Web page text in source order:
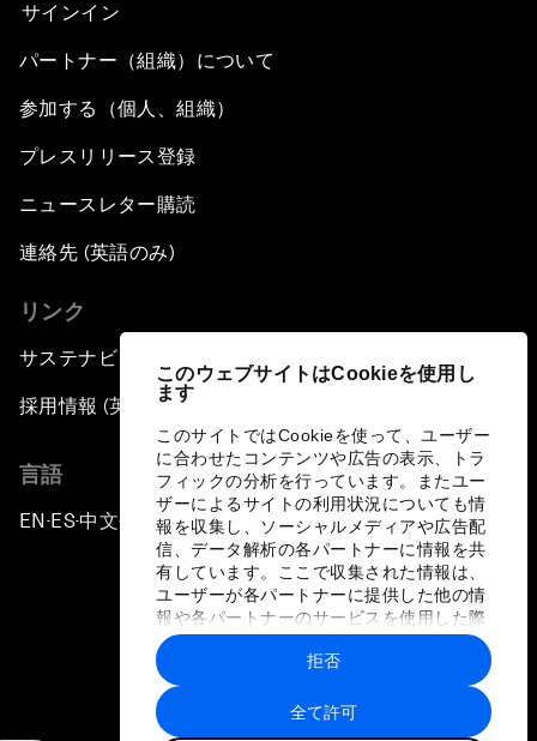
このウェブサイトはCookieを使用し
ます
このサイトではCookieを使って、ユーザー
に合わせたコンテンツや広告の表示、トラ
フィックの分析を行っています。またユー
ザーによるサイトの利用状況についても情
報を収集し、ソーシャルメディアや広告配
信、データ解析の各パートナーに情報を共
有しています。ここで収集された情報は、
ユーザーが各パートナーに提供した他の情
報や各パートナーのサービスを使用した際
に収集された情報と組み合わされ、各パー
トナーによって使用されることがありま
す。
全て許可
拒否
サインイン
パートナー（組織）について
参加する（個人、組織）
プレスリリース登録
ニュースレター購読
連絡先 (英語のみ)
リンク
サステナビリティへの取り組み
採用情報 (英語のみ)
言語
EN ▪ES▪中文▪ 日本語
プライバシーポリシーと利用規約
サイトマップ